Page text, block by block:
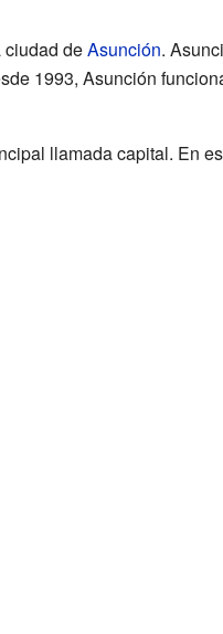
ciudad deAsunción.
1993, Asunción
llamada capital. En